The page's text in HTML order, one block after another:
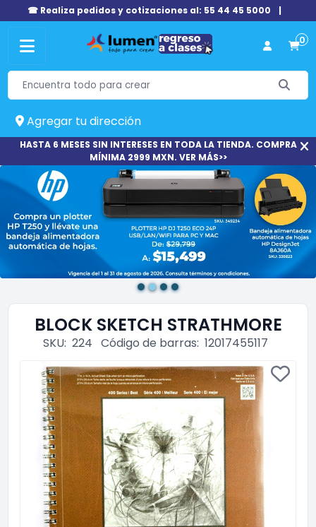
☎ Realiza pedidos y cotizaciones al: 55 44 45 5000 |
0
Agregar tu dirección
HASTA 6 MESES SIN INTERESES EN TODA LA TIENDA. COMPRA
MÍNIMA 2999 MXN. VER MÁS>>
BLOCK SKETCH STRATHMORE
SKU: 224 Código de barras: 12017455117